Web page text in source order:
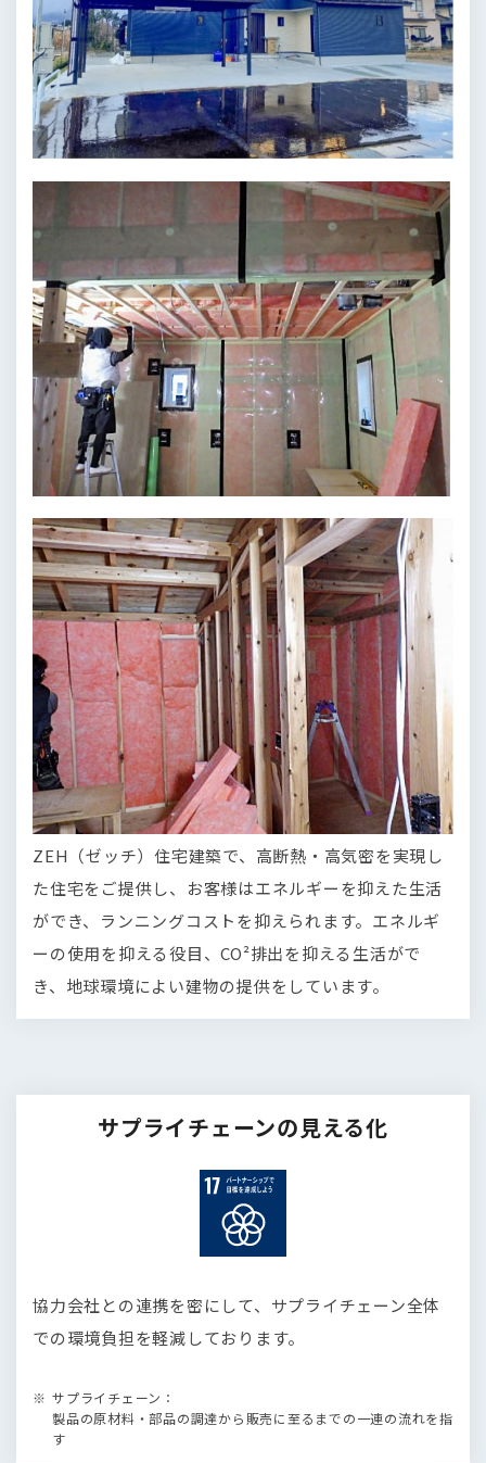
ZEH（ゼッチ）住宅建築で、高断熱・高気密を実現し
た住宅をご提供し、お客様はエネルギーを抑えた生活
ができ、ランニングコストを抑えられます。エネルギ
ーの使用を抑える役目、CO²排出を抑える生活がで
き、地球環境によい建物の提供をしています。
サプライチェーンの見える化
協力会社との連携を密にして、サプライチェーン全体
での環境負担を軽減しております。
サプライチェーン：
製品の原材料・部品の調達から販売に至るまでの一連の流れを指
す